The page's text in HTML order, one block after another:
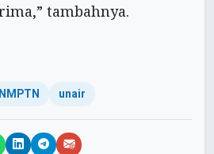
tambahnya.
unair